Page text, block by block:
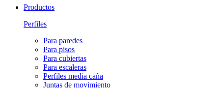
Productos
Perfiles
Para paredes
Para pisos
Para cubiertas
Para escaleras
Perfiles media caña
Juntas de movimiento